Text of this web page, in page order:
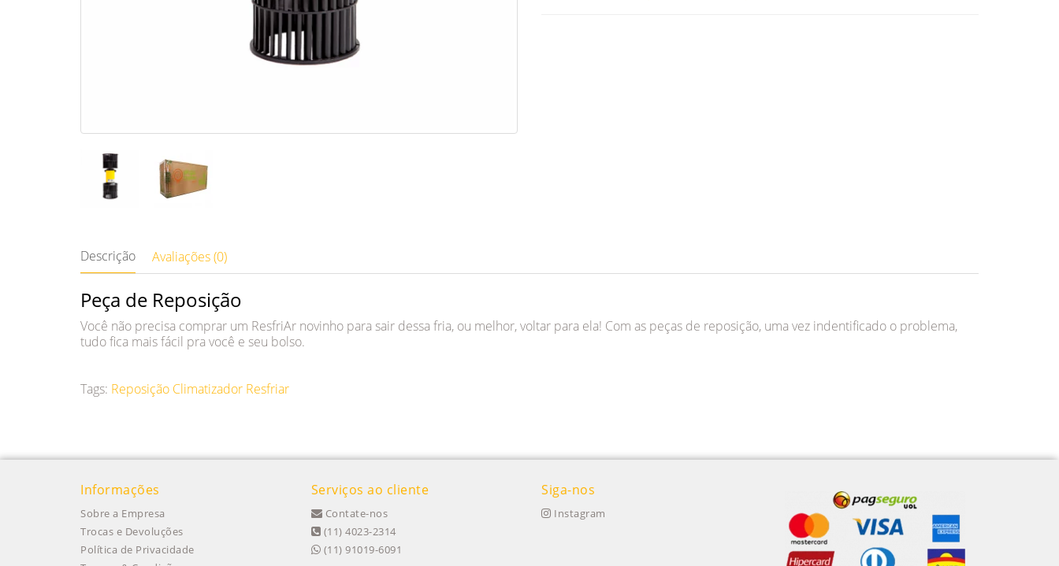
Descrição Avaliações (0)
Peça de Reposição
Você não precisa comprar um ResfriAr novinho para sair dessa fria, ou melhor, voltar para ela! Com as peças de reposição, uma vez indentificado o problema,
tudo fica mais fácil pra você e seu bolso.
Tags: Reposição Climatizador Resfriar
Informações
Sobre a Empresa
Trocas e Devoluções
Política de Privacidade
Serviços ao cliente
Contate-nos
(11) 4023-2314
(11) 91019-6091
Siga-nos
Instagram